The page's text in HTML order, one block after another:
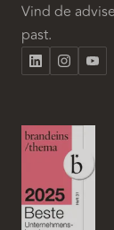
Vind de
past.